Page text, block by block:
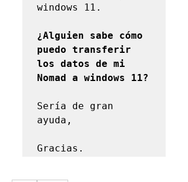
windows 11.
¿Alguien sabe cómo
puedo transferir
los datos de mi
Nomad a windows 11?
Sería de gran
ayuda,
Gracias.